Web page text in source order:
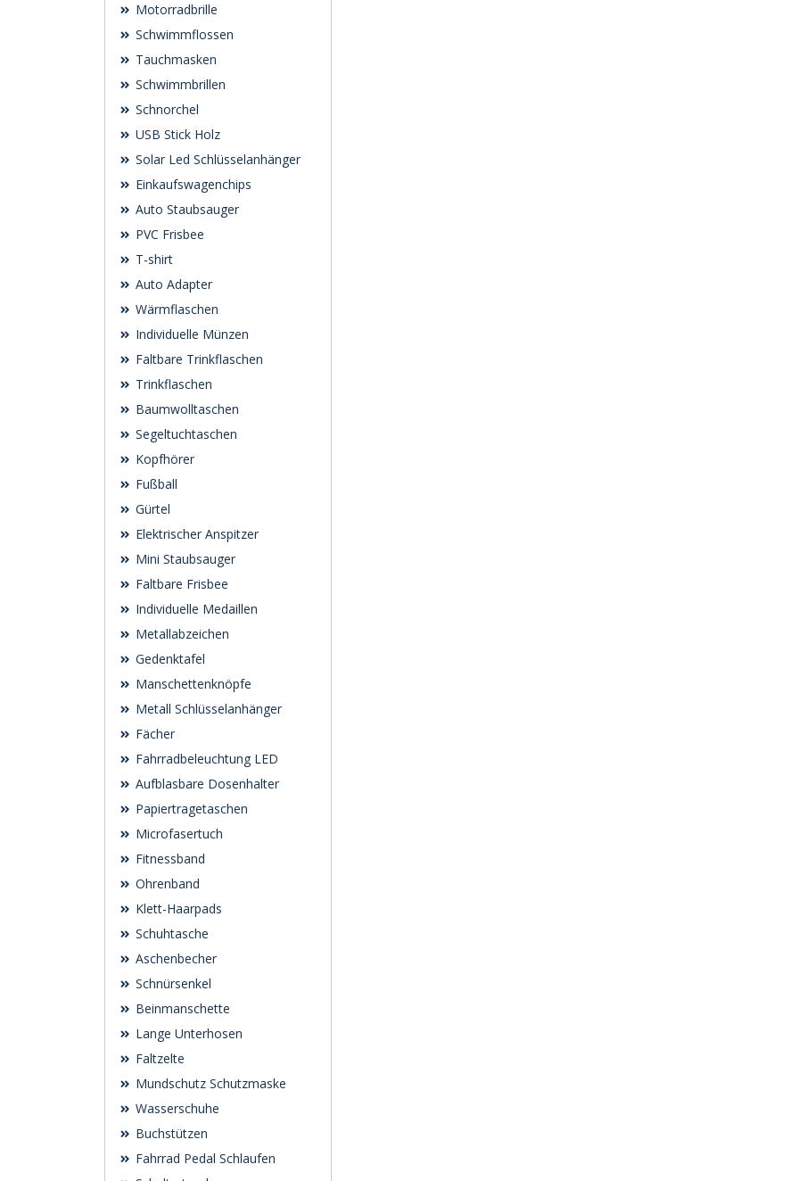
Motorradbrille
Schwimmflossen
Tauchmasken
Schwimmbrillen
Schnorchel
USB Stick Holz
Solar Led Schlüsselanhänger
Einkaufswagenchips
Auto Staubsauger
PVC Frisbee
T-shirt
Auto Adapter
Wärmflaschen
Individuelle Münzen
Faltbare Trinkflaschen
Trinkflaschen
Baumwolltaschen
Segeltuchtaschen
Kopfhörer
Fußball
Gürtel
Elektrischer Anspitzer
Mini Staubsauger
Faltbare Frisbee
Individuelle Medaillen
Metallabzeichen
Gedenktafel
Manschettenknöpfe
Metall Schlüsselanhänger
Fächer
Fahrradbeleuchtung LED
Aufblasbare Dosenhalter
Papiertragetaschen
Microfasertuch
Fitnessband
Ohrenband
Klett-Haarpads
Schuhtasche
Aschenbecher
Schnürsenkel
Beinmanschette
Lange Unterhosen
Faltzelte
Mundschutz Schutzmaske
Wasserschuhe
Buchstützen
Fahrrad Pedal Schlaufen